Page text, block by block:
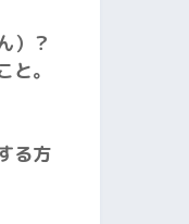
）？
と。
る方